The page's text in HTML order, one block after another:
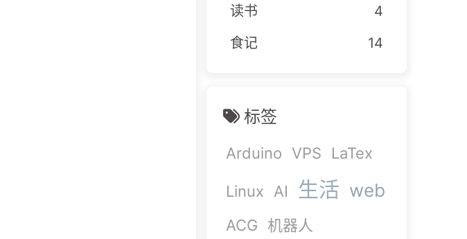
读书
4
食记
14
标签
Arduino VPS LaTex
Linux AI 生活 web
ACG 机器人